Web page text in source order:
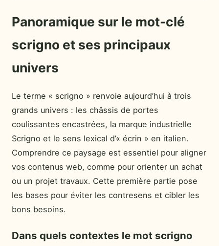
Panoramique sur le mot-clé
scrigno et ses principaux
univers
Le terme « scrigno » renvoie aujourd’hui à trois
grands univers : les châssis de portes
coulissantes encastrées, la marque industrielle
Scrigno et le sens lexical d’« écrin » en italien.
Comprendre ce paysage est essentiel pour aligner
vos contenus web, comme pour orienter un achat
ou un projet travaux. Cette première partie pose
les bases pour éviter les contresens et cibler les
bons besoins.
Dans quels contextes le mot scrigno